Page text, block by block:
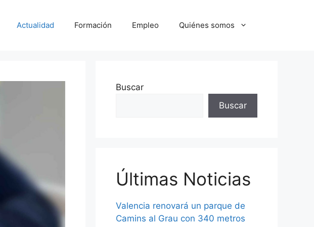
Actualidad Formación Empleo Quiénes somos
Buscar
Buscar
Últimas Noticias
Valencia renovará un parque de
Camins al Grau con 340 metros